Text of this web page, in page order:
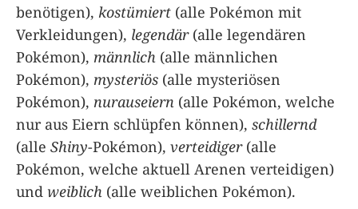
benötigen), kostümiert (alle Pokémon mit
Verkleidungen), legendär(alle legendären
Pokémon), männlich (alle männlichen
Pokémon), mysteriös (alle mysteriösen
Pokémon), nurauseiern (alle Pokémon, welche
nur aus Eiern schlüpfen können), schillernd
(alle Shiny-Pokémon), verteidiger(alle
Pokémon, welche aktuell Arenen verteidigen)
und weiblich (alle weiblichen Pokémon).